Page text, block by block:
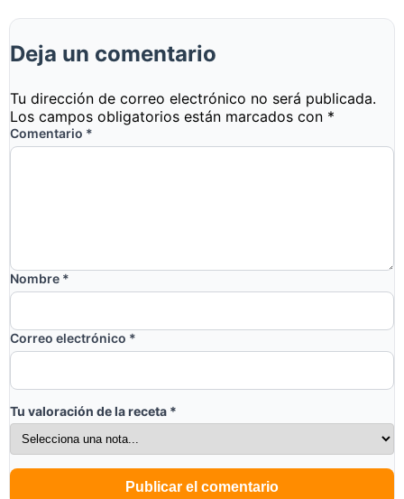
Deja un comentario
Tu dirección de correo electrónico no será publicada.
Los campos obligatorios están marcados con *
Comentario *
Nombre *
Correo electrónico *
Tu valoración de la receta *